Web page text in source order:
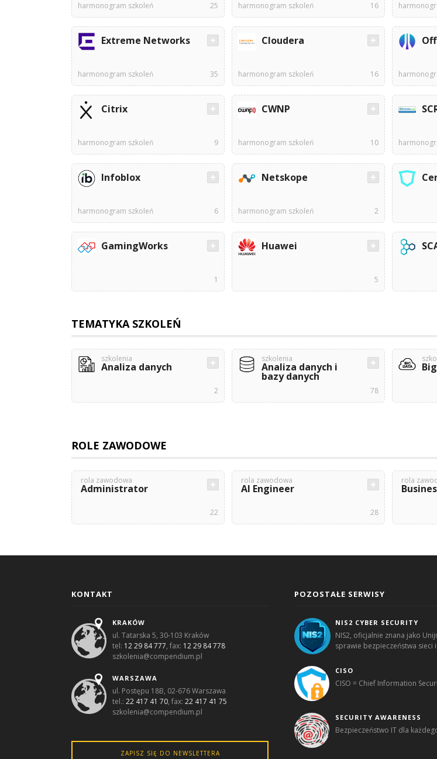
harmonogram szkoleń 25 harmonogram szkoleń 16
Extreme Networks
harmonogram szkoleń 35
Cloudera
harmonogram szkoleń 16
Citrix
harmonogram szkoleń 9
CWNP
harmonogram szkoleń 10
Infoblox
harmonogram szkoleń 6
Netskope
harmonogram szkoleń 2
GamingWorks
1
Huawei
5
TEMATYKA SZKOLEŃ
szkolenia
Analiza danych
2
szkolenia
Analiza danych i
bazy danych
78
ROLE ZAWODOWE
rola zawodowa
Administrator
22
rola zawodowa
AI Engineer
28
rola
KONTAKT
KRAKÓW
ul. Tatarska 5, 30-103 Kraków
tel: 12 29 84 777, fax: 12 29 84 778
szkolenia@compendium.pl
WARSZAWA
ul. Postępu 18B, 02-676 Warszawa
tel.: 22 417 41 70, fax: 22 417 41 75
szkolenia@compendium.pl
ZAPISZ SIĘ DO NEWSLETTERA
POZOSTAŁE SERWISY
NIS2 CYBER SECURITY
NIS2, oficjalnie znana jako
sprawie bezpieczeństwa sieci
CISO
CISO = Chief Information
SECURITY AWARENESS
Bezpieczeństwo IT dla